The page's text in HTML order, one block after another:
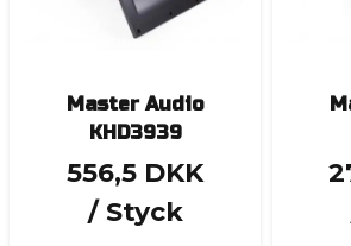
Master Audio
KHD3939
556,5 DKK
/ Styck